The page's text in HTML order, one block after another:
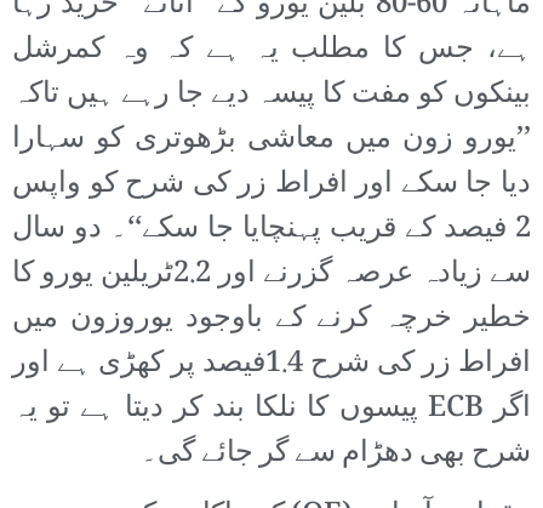
ہے، جس کا مطلب یہ ہے کہ وہ کمرشل
بینکوں کو مفت کا پیسہ دیے جا رہے ہیں تاکہ
’’یورو زون میں معاشی بڑھوتری کو سہارا
دیا جا سکے اور افراط زر کی شرح کو واپس
2 فیصد کے قریب پہنچایا جا سکے‘‘۔ دو سال
سے زیادہ عرصہ گزرنے اور 2.2ٹریلین یورو کا
خطیر خرچہ کرنے کے باوجود یوروزون میں
افراط زر کی شرح 1.4فیصد پر کھڑی ہے اور
اگر ECB پیسوں کا نلکا بند کر دیتا ہے تو یہ
شرح بھی دھڑام سے گر جائے گی۔